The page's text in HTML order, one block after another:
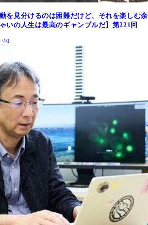
を見分けるのは困難だけど、それを楽しむ余
いの人生は最高のギャンブルだ】第221回